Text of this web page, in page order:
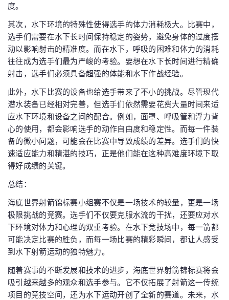
度。
其次，水下环境的特殊性使得选手的体力消耗极大。比赛中，
选手们需要在水下长时间保持稳定的姿势，避免身体的过度摆
动以影响射击的精准度。而在水下，呼吸的困难和体力的消耗
往往成为选手们最为严峻的考验。要想在水下长时间进行精确
射击，选手们必须具备超强的体能和水下作战经验。
此外，水下比赛的设备也给选手带来了不小的挑战。尽管现代
潜水装备已经相对完善，但选手们依然需要花费大量时间来适
应水下环境和设备之间的配合。例如，面罩、呼吸管和浮力背
心的使用，都会影响选手的动作自由度和稳定性。而每一件装
备的微小问题，可能会在比赛中导致成绩的差异。选手们的快
速适应能力和精湛的技巧，正是他们能在这种高难度环境下取
得好成绩的关键。
总结：
海底世界射箭锦标赛小组赛不仅是一场技术的较量，更是一场
极限挑战的竞赛。选手们不仅要克服水流的干扰，还要应对水
下环境对体力和心理的双重考验。在水下竞技场中，每一箭都
可能决定比赛的胜负，而每一场比赛的精彩瞬间，都让人感受
到水下射箭运动的独特魅力。
随着赛事的不断发展和技术的进步，海底世界射箭锦标赛将会
吸引越来越多的观众和选手参与。它不仅拓展了射箭这一传统
项目的竞技空间，还为水下运动开创了全新的赛道。未来，水